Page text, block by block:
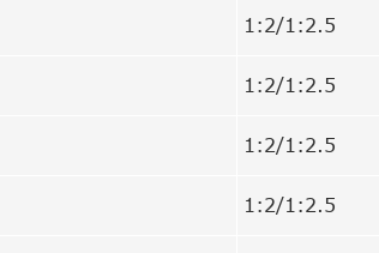
1:2/1:2.5
1:2/1:2.5
1:2/1:2.5
1:2/1:2.5